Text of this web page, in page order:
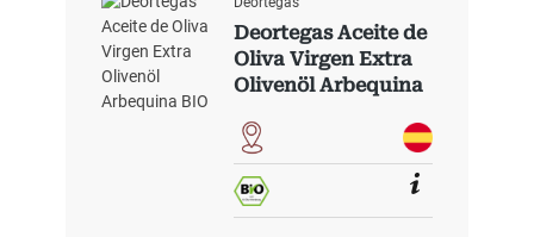
Deortegas Aceite de
Oliva Virgen Extra
Olivenöl Arbequina